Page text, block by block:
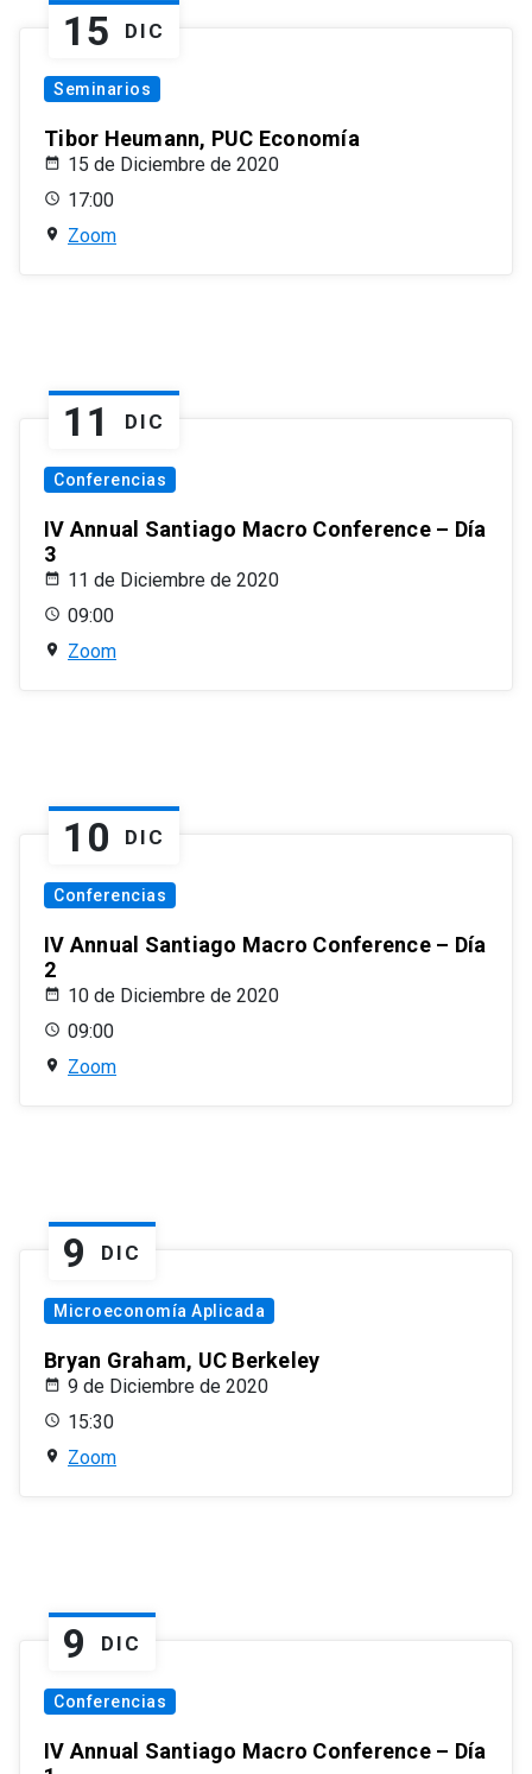
15 DIC
Seminarios
Tibor Heumann, PUC Economía
15 de Diciembre de 2020
17:00
Zoom
11 DIC
Conferencias
IV Annual Santiago Macro Conference – Día
3
11 de Diciembre de 2020
09:00
Zoom
10 DIC
Conferencias
IV Annual Santiago Macro Conference – Día
2
10 de Diciembre de 2020
09:00
Zoom
9 DIC
Microeconomía Aplicada
Bryan Graham, UC Berkeley
9 de Diciembre de 2020
15:30
Zoom
9 DIC
Conferencias
IV Annual Santiago Macro Conference – Día